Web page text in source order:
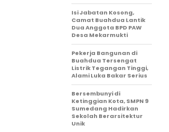
Isi Jabatan Kosong,
Camat Buahdua Lantik
Dua Anggota BPD PAW
Desa Mekarmukti
Pekerja Bangunan di
Buahdua Tersengat
Listrik Tegangan Tinggi,
Alami Luka Bakar Serius
Bersembunyi di
Ketinggian Kota, SMPN 9
Sumedang Hadirkan
Sekolah Berarsitektur
Unik